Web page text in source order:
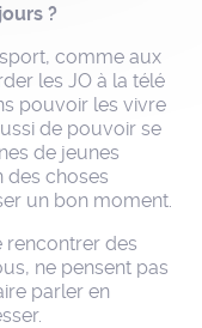
?
comme aux
les JO à la télé
pouvoir les vivre
de pouvoir se
de jeunes
des choses
un bon moment.
rencontrer des
ne pensent pas
parler en